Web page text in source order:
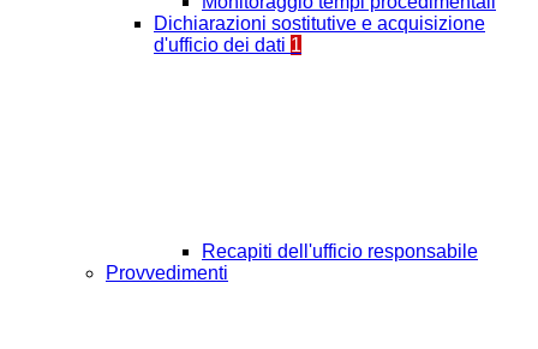
Dichiarazioni sostitutive e acquisizione
d'ufficio dei dati 1
Recapiti dell'ufficio responsabile
Provvedimenti